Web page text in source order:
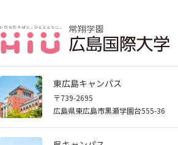
ABOUT HIU
東広島キャンパス
〒739-2695
広島県東広島市黒瀬学園台555-36